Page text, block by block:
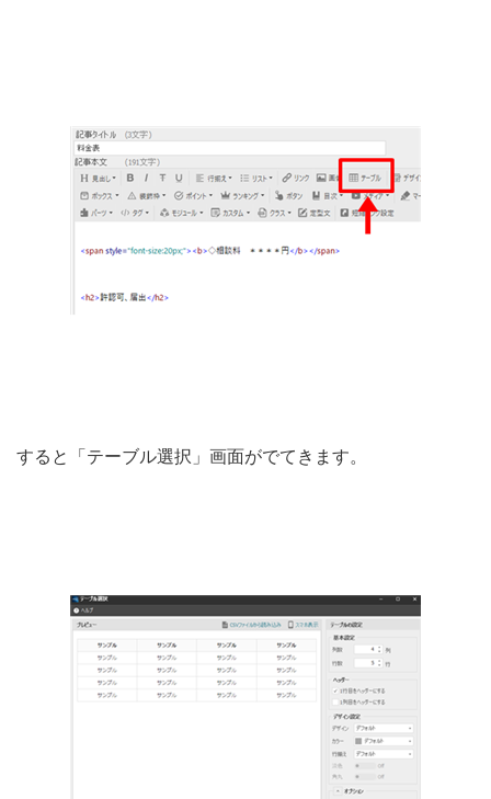
すると「テーブル選択」画面がでてきます。